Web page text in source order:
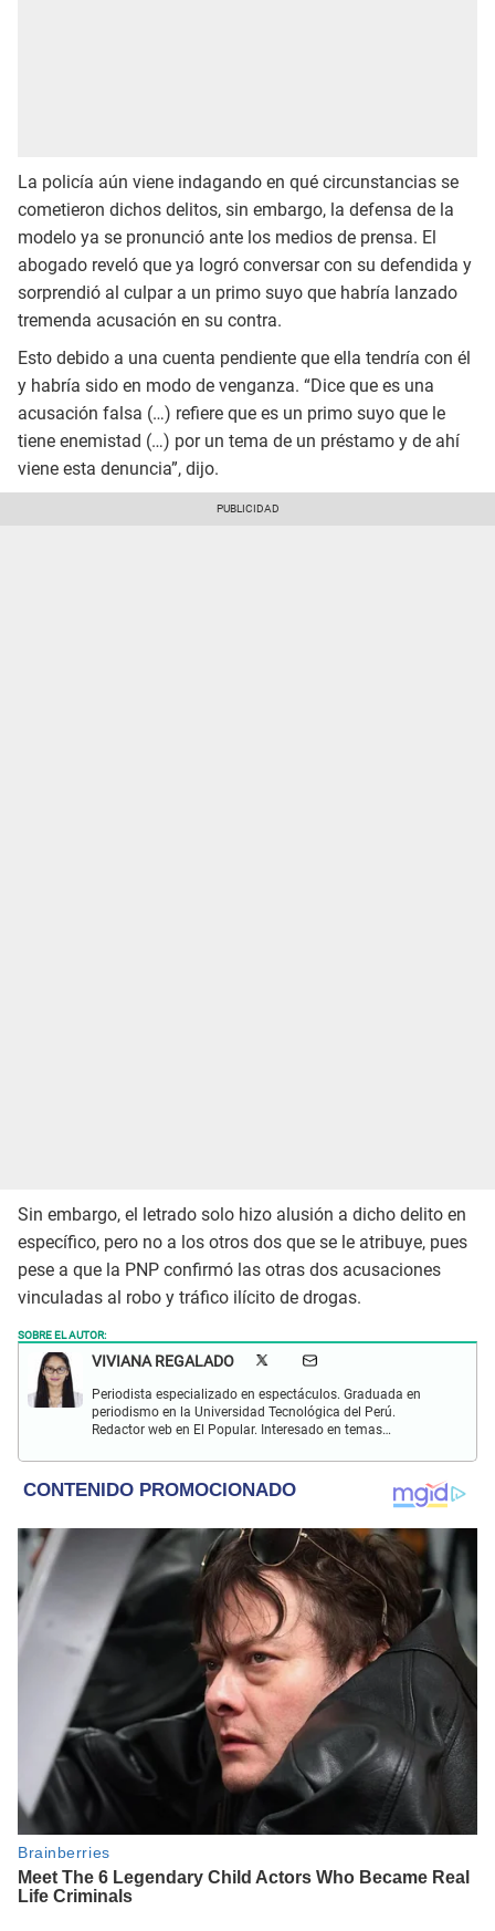
La policía aún viene indagando en qué circunstancias se
cometieron dichos delitos, sin embargo, la defensa de la
modelo ya se pronunció ante los medios de prensa. El
abogado reveló que ya logró conversar con su defendida y
sorprendió al culpar a un primo suyo que habría lanzado
tremenda acusación en su contra.
Esto debido a una cuenta pendiente que ella tendría con él
y habría sido en modo de venganza. “Dice que es una
acusación falsa (…) refiere que es un primo suyo que le
tiene enemistad (…) por un tema de un préstamo y de ahí
viene esta denuncia”, dijo.
Sin embargo, el letrado solo hizo alusión a dicho delito en
específico, pero no a los otros dos que se le atribuye, pues
pese a que la PNP confirmó las otras dos acusaciones
vinculadas al robo y tráfico ilícito de drogas.
SOBRE EL AUTOR:
VIVIANA REGALADO
Periodista especializado en espectáculos. Graduada en
periodismo en la Universidad Tecnológica del Perú.
Redactor web en El Popular. Interesado en temas
y crónicas.